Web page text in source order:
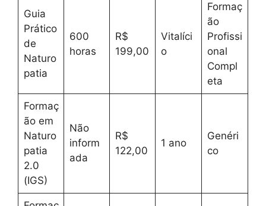
Guia
Prático
de
Naturo
patia
600
horas
R$
199,00
Vitalíci
o
Formaç
ão
Profissi
onal
Compl
eta
Formaç
ão em
Naturo
patia
2.0
(IGS)
Não
inform
ada
R$
122,00
1 ano
Genéri
co